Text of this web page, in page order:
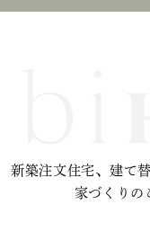
2023年12月 (1)
2023年08月 (2)
新築注文住宅、建て
家づくりの